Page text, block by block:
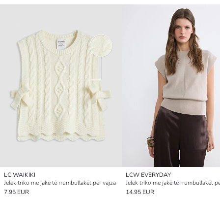
LC WAIKIKI
Jelek triko me jakë të rrumbullakët për vajza
7.95 EUR
LCW EVERYDAY
Jelek triko me jakë të rrumbullakët
14.95 EUR